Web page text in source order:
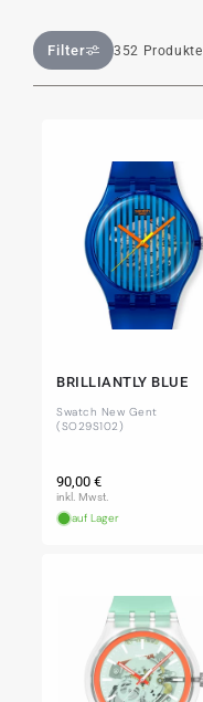
Filter 352 Produkte
BRILLIANTLY BLUE
Swatch New Gent
(SO29S102)
Normaler
Preis
90,00 €
inkl. Mwst.
auf Lager